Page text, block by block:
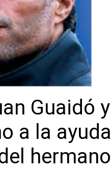
Guaidó y
a la ayuda
hermano